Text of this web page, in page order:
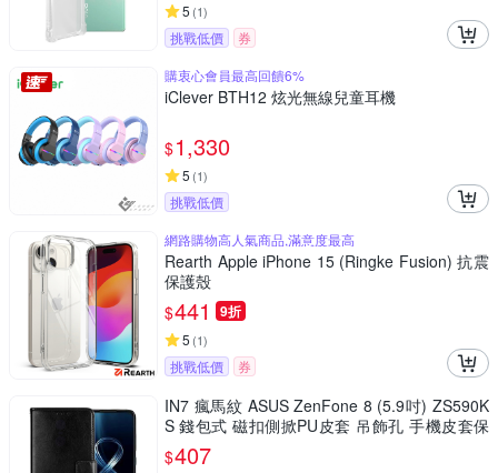
5 (1)
挑戰低價
券
購衷心會員最高回饋6%
iClever BTH12 炫光無線兒童耳機
$1,330
5 (1)
挑戰低價
網路購物高人氣商品,滿意度最高
Rearth Apple iPhone 15 (Ringke Fusion) 抗震
保護殼
$441 9折
5 (1)
挑戰低價 券
IN7 瘋馬紋 ASUS ZenFone 8 (5.9吋) ZS590K
S 錢包式 磁扣側掀PU皮套 吊飾孔 手機皮套保
護殼
$407